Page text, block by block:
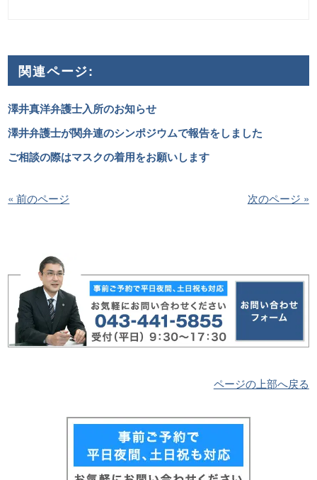
関連ページ:
澤井真洋弁護士入所のお知らせ
澤井弁護士が関弁連のシンポジウムで報告をしました
ご相談の際はマスクの着用をお願いします
« 前のページ 次のページ »
ページの上部へ戻る